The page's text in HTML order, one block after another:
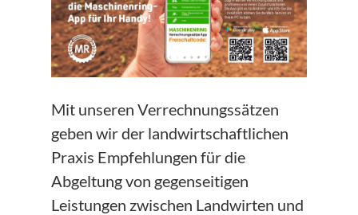
Mit unseren Verrechnungssätzen
geben wir der landwirtschaftlichen
Praxis Empfehlungen für die
Abgeltung von gegenseitigen
Leistungen zwischen Landwirten und